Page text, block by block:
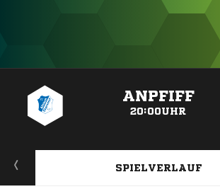
ANPFIFF
20:00UHR
SPIELVERLAUF